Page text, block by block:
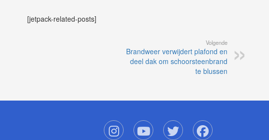
[jetpack-related-posts]
Volgende
Brandweer verwijdert plafond en
deel dak om schoorsteenbrand
te blussen